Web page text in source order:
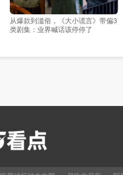
从爆款到滥俗，《大小谎言》带偏3
类剧集：业界喊话该停停了